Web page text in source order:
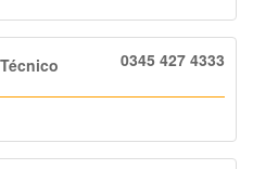
0345 427 4333